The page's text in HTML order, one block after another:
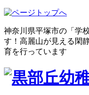
神奈川県平塚市の「学
す！高麗山が見える閑
育を行っています